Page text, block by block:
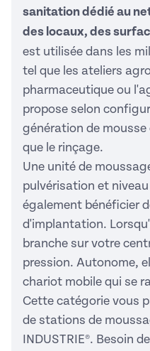
sanitation dédié au
des locaux, des
est utilisée dans les
tel que les ateliers
pharmaceutique ou
propose selon
génération de
que le rinçage.
Une unité de
pulvérisation et
également bénéficier
d'implantation.
branche sur votre
pression. Autonome,
chariot mobile qui se
Cette catégorie vous
de stations de
INDUSTRIE®. Besoin